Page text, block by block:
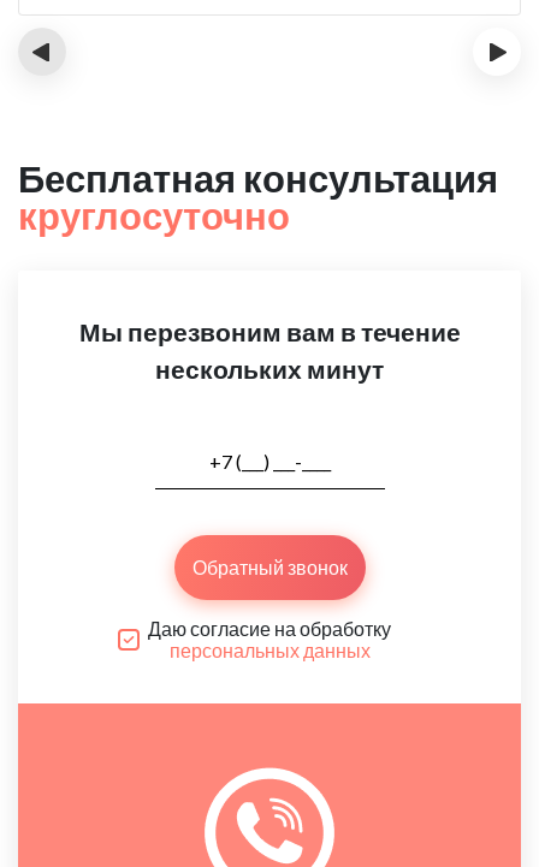
‹ ›
Бесплатная консультация
круглосуточно
Мы перезвоним вам в течение
нескольких минут
Обратный звонок
Даю согласие на обработку
персональных данных